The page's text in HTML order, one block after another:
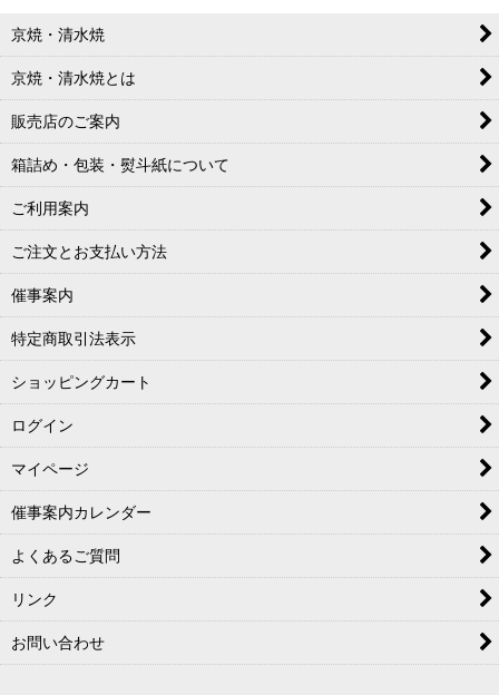
京焼・清水焼
京焼・清水焼とは
販売店のご案内
箱詰め・包装・熨斗紙について
ご利用案内
ご注文とお支払い方法
催事案内
特定商取引法表示
ショッピングカート
ログイン
マイページ
催事案内カレンダー
よくあるご質問
リンク
お問い合わせ